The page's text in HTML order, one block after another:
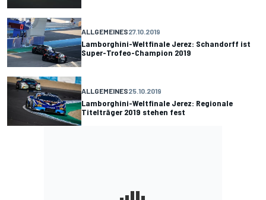
ALLGEMEINES27.10.2019
Lamborghini-Weltfinale Jerez: Schandorff ist
Super-Trofeo-Champion 2019
ALLGEMEINES25.10.2019
Lamborghini-Weltfinale Jerez: Regionale
Titelträger 2019 stehen fest